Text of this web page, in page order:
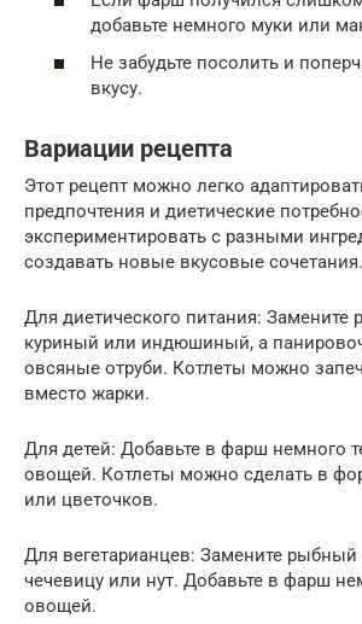
добавьте немного муки или
Не забудьте посолить и
вкусу.
Вариации рецепта
Этот рецепт можно легко
предпочтения и диетические
экспериментировать с разными
создавать новые вкусовые сочетания.
Для диетического питания:
куриный или индюшиный, а
овсяные отруби. Котлеты можно
вместо жарки.
Для детей: Добавьте в фарш немного
овощей. Котлеты можно сделать в
или цветочков.
Для вегетарианцев: Замените
чечевицу или нут. Добавьте в фарш
овощей.